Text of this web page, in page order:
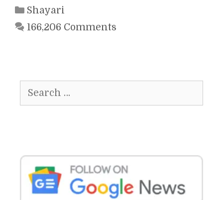
Categories
Shayari
166,206 Comments
for: